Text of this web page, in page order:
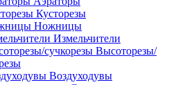
Кусторезы
Ножницы
Измельчители
Высоторезы/
Воздуходувы